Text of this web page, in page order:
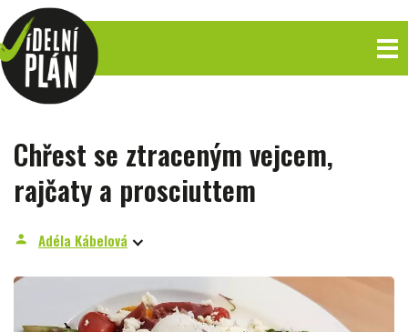
Chřest se ztraceným vejcem,
rajčaty a prosciuttem
person Adéla Kábelová